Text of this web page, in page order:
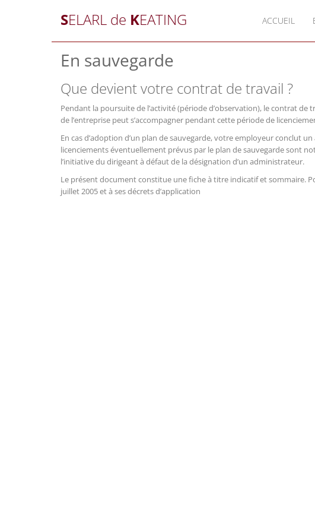
SELARL de KEATING ACCUEIL
En sauvegarde
Que devient votre contrat de travail ?
Pendant la poursuite de l’activité (période d’observation), le contrat
de l’entreprise peut s’accompagner pendant cette période de
En cas d’adoption d’un plan de sauvegarde, votre employeur conclut
licenciements éventuellement prévus par le plan de sauvegarde sont
l’initiative du dirigeant à défaut de la désignation d’un administrateur.
Le présent document constitue une fiche à titre indicatif et sommaire.
juillet 2005 et à ses décrets d’application